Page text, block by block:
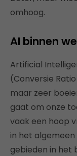
omhoog.
AI binnen
Artificial
(Conversie
maar zeer
gaat om onze
vaak een hoop
in het
gebieden in het